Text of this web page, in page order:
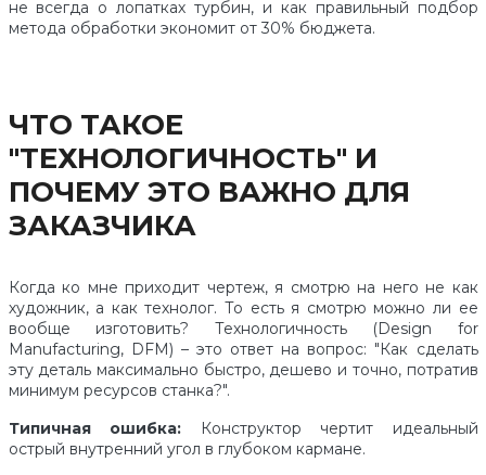
не всегда о лопатках турбин, и как правильный подбор
метода обработки экономит от 30% бюджета.
ЧТО ТАКОЕ
"ТЕХНОЛОГИЧНОСТЬ" И
ПОЧЕМУ ЭТО ВАЖНО ДЛЯ
ЗАКАЗЧИКА
Когда ко мне приходит чертеж, я смотрю на него не как
художник, а как технолог. То есть я смотрю можно ли ее
вообще изготовить? Технологичность (Design for
Manufacturing, DFM) – это ответ на вопрос: "Как сделать
эту деталь максимально быстро, дешево и точно, потратив
минимум ресурсов станка?".
Типичная ошибка: Конструктор чертит идеальный
острый внутренний угол в глубоком кармане.